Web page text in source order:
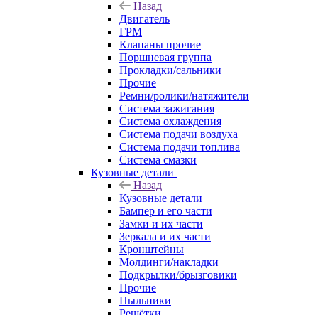
Назад
Двигатель
ГРМ
Клапаны прочие
Поршневая группа
Прокладки/сальники
Прочие
Ремни/ролики/натяжители
Система зажигания
Система охлаждения
Система подачи воздуха
Система подачи топлива
Система смазки
Кузовные детали
Назад
Кузовные детали
Бампер и его части
Замки и их части
Зеркала и их части
Кронштейны
Молдинги/накладки
Подкрылки/брызговики
Прочие
Пыльники